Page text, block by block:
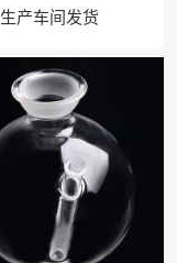
生产车间发货